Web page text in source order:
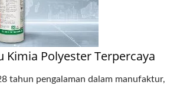
Kimia Polyester Terpercaya
tahun pengalaman dalam manufaktur,